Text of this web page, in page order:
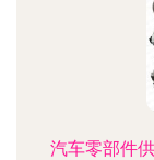
汽车零部件